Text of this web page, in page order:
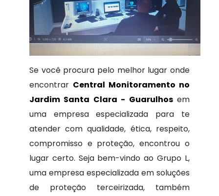
Se você procura pelo melhor lugar onde
encontrar Central Monitoramento no
Jardim Santa Clara - Guarulhosem
uma empresa especializada para te
atender com qualidade, ética, respeito,
compromisso e proteção, encontrou o
lugar certo. Seja bem-vindo ao Grupo L,
uma empresa especializada em soluções
de proteção terceirizada, também